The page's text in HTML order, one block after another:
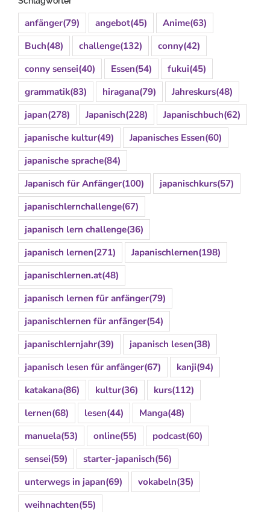
anfänger(79) angebot(45) Anime(63)
Buch(48) challenge(132) conny(42)
conny sensei(40) Essen(54) fukui(45)
grammatik(83) hiragana(79) Jahreskurs(48)
japan(278) Japanisch(228) Japanischbuch(62)
japanische kultur(49) Japanisches Essen(60)
japanische sprache(84)
Japanisch für Anfänger(100) japanischkurs(57)
japanischlernchallenge(67)
japanisch lern challenge(36)
japanisch lernen(271) Japanischlernen(198)
japanischlernen.at(48)
japanisch lernen für anfänger(79)
japanischlernen für anfänger(54)
japanischlernjahr(39) japanisch lesen(38)
japanisch lesen für anfänger(67) kanji(94)
katakana(86) kultur(36) kurs(112)
lernen(68) lesen(44) Manga(48)
manuela(53) online(55) podcast(60)
sensei(59) starter-japanisch(56)
unterwegs in japan(69) vokabeln(35)
weihnachten(55)